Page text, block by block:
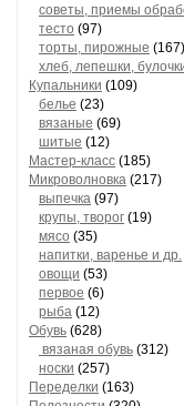
советы, приемы
тесто (97)
торты, пирожные (167)
хлеб, лепешки,
Купальники (109)
белье (23)
вязаные (69)
шитые (12)
Мастер-класс (185)
Микроволновка (217)
выпечка (97)
крупы, творог (19)
мясо (35)
напитки, варенье и др.
овощи (53)
первое (6)
рыба (12)
Обувь (628)
вязаная обувь (312)
носки (257)
Переделки (163)